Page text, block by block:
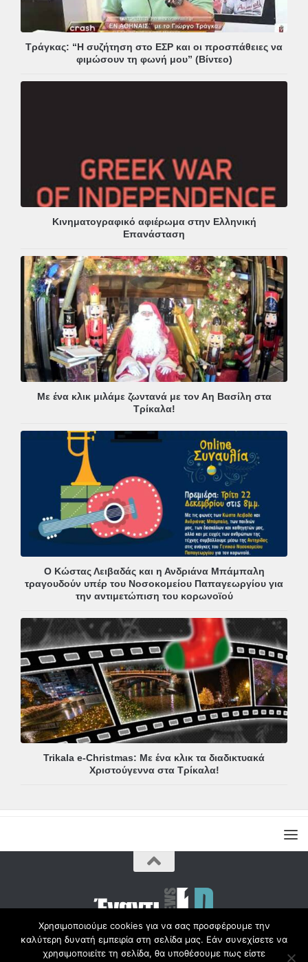
Τράγκας: “Η συζήτηση στο ΕΣΡ και οι προσπάθειες να
φιμώσουν τη φωνή μου” (Βίντεο)
Κινηματογραφικό αφιέρωμα στην Ελληνική
Επανάσταση
Με ένα κλικ μιλάμε ζωντανά με τον Αη Βασίλη στα
Τρίκαλα!
Ο Κώστας Λειβαδάς και η Ανδριάνα Μπάμπαλη
τραγουδούν υπέρ του Νοσοκομείου Παπαγεωργίου για
την αντιμετώπιση του κορωνοϊού
Trikala e-Christmas: Με ένα κλικ τα διαδικτυακά
Χριστούγεννα στα Τρίκαλα!
Copyright © Radio1d.gr 2012-2017 |
Χρησιμοποιούμε cookies για να σας προσφέρουμε την
καλύτερη δυνατή εμπειρία στη σελίδα μας. Εάν συνεχίσετε να
χρησιμοποιείτε τη σελίδα, θα υποθέσουμε πως είστε